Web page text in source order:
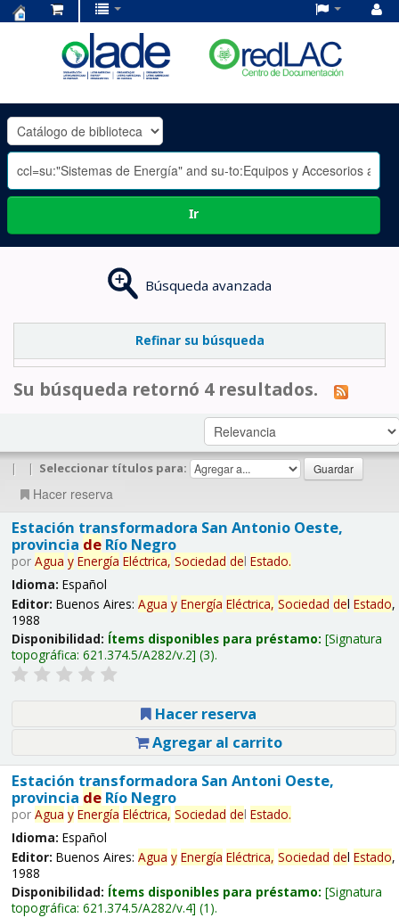
OLADE
-
Ir
Búsqueda avanzada
Refinar su búsqueda
Su búsqueda retornó 4 resultados.
| | Seleccionar títulos para:
Hacer reserva
Estación transformadora San Antonio Oeste,
provincia deRío Negro
por Agua y Energía Eléctrica, Sociedad del Estado.
Idioma: Español
Editor: Buenos Aires: Agua y Energía Eléctrica, Sociedad del Estado,
1988
Disponibilidad: Ítems disponibles para préstamo: Signatura
topográfica: 621.374.5/A282/v.2 (3).
Hacer reserva
Agregar al carrito
Estación transformadora San Antoni Oeste,
provincia deRío Negro
por Agua y Energía Eléctrica, Sociedad del Estado.
Idioma: Español
Editor: Buenos Aires: Agua y Energía Eléctrica, Sociedad del Estado,
1988
Disponibilidad: Ítems disponibles para préstamo: Signatura
topográfica: 621.374.5/A282/v.4 (1).